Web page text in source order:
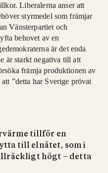
Liberalerna anser att
styrmedel som främjar
Vänsterpartiet och
behovet av en
är det enda
är starkt negativa till att
främja produktionen av
”detta har Sverige prövat
tillför en
till elnätet, som i
högt – detta